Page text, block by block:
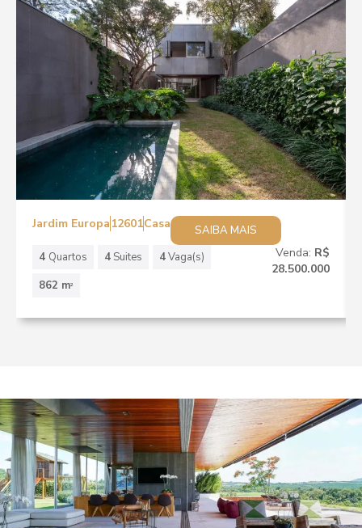
Jardim Europa 12601Casa
SAIBA MAIS
4 Quartos 4 Suites 4Vaga(s)
862 m2
Venda: R$
28.500.000